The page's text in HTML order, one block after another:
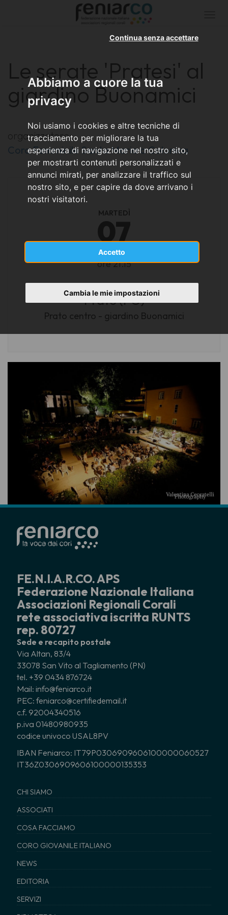
Abbiamo a cuore la tua
privacy
Noi usiamo i cookies e altre tecniche di
tracciamento per migliorare la tua
esperienza di navigazione nel nostro sito,
per mostrarti contenuti personalizzati e
annunci mirati, per analizzare il traffico sul
nostro sito, e per capire da dove arrivano i
nostri visitatori.
Accetto
Continua senza accettare
Cambia le mie impostazioni
Le serate 'Pratesi' al
giardino Buonamici
organizzatore:
Coro Femminile Santa Maria a Colonica
MARTEDÌ
07
LUGLIO 2026
ore 21.15
Prato (PO)
Prato centro - giardino Buonamici
FE.N.I.A.R.CO. APS
Federazione Nazionale Italiana
Associazioni Regionali Corali
rete associativa iscritta RUNTS
rep. 80727
Sede e recapito postale
Via Altan, 83/4
33078 San Vito al Tagliamento (PN)
tel. +39 0434 876724
Mail: info@feniarco.it
PEC: feniarco@certifiedemail.it
c.f. 92004340516
p.iva 01480980935
codice univoco USAL8PV
IBAN Feniarco: IT79P0306909606100000060527
IT36Z0306909606100000135353
CHI SIAMO
ASSOCIATI
COSA FACCIAMO
CORO GIOVANILE ITALIANO
NEWS
EDITORIA
SERVIZI